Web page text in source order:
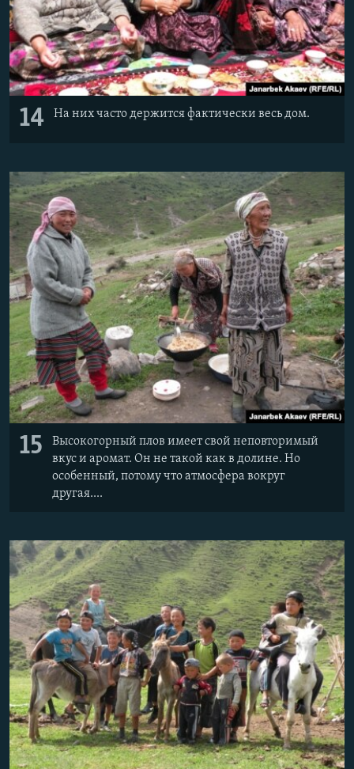
14 На них часто держится фактически весь дом.
15
Высокогорный плов имеет свой неповторимый
вкус и аромат. Он не такой как в долине. Но
особенный, потому что атмосфера вокруг
другая....